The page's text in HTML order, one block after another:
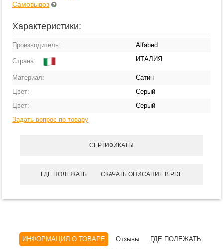
Самовывоз
Характеристики:
Производитель: Alfabed
Страна: ИТАЛИЯ
Материал:
Сатин
Цвет:
Серый
Цвет:
Серый
Задать вопрос по товару
СЕРТИФИКАТЫ
ГДЕ ПОЛЕЖАТЬ СКАЧАТЬ ОПИСАНИЕ В PDF
ИНФОРМАЦИЯ О ТОВАРЕ Отзывы
ГДЕ ПОЛЕЖАТЬ